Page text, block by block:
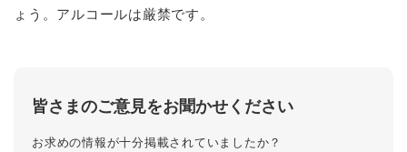
ょう。アルコールは厳禁です。
皆さまのご意見をお聞かせください
お求めの情報が十分掲載されていましたか？